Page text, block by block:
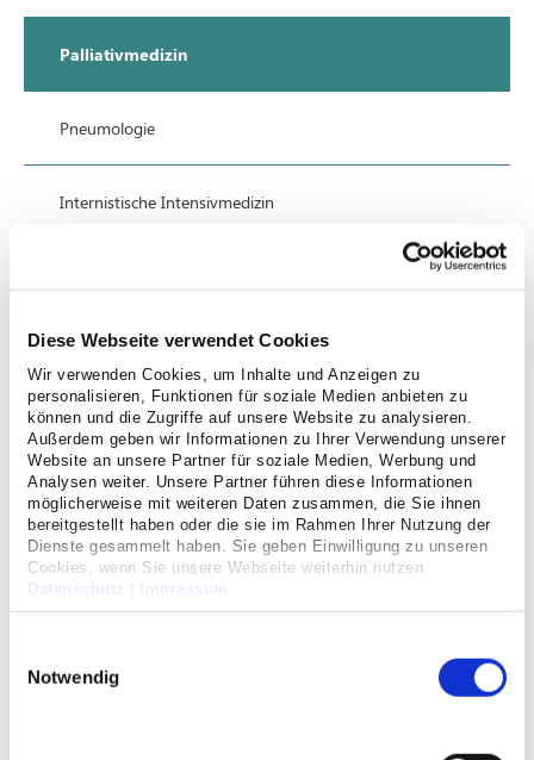
Diese Webseite verwendet Cookies
Wir verwenden Cookies, um Inhalte und Anzeigen zu
personalisieren, Funktionen für soziale Medien anbieten zu
können und die Zugriffe auf unsere Website zu analysieren.
Außerdem geben wir Informationen zu Ihrer Verwendung unserer
Website an unsere Partner für soziale Medien, Werbung und
Analysen weiter. Unsere Partner führen diese Informationen
möglicherweise mit weiteren Daten zusammen, die Sie ihnen
bereitgestellt haben oder die sie im Rahmen Ihrer Nutzung der
Dienste gesammelt haben. Sie geben Einwilligung zu unseren
Cookies, wenn Sie unsere Webseite weiterhin nutzen.
Datenschutz
Impressum
Notwendig
Palliativmedizin
Pneumologie
Internistische Intensivmedizin
Ihr Termin
Fortbildungen
Praxisjahr
Unser Team
Palliativmedizin